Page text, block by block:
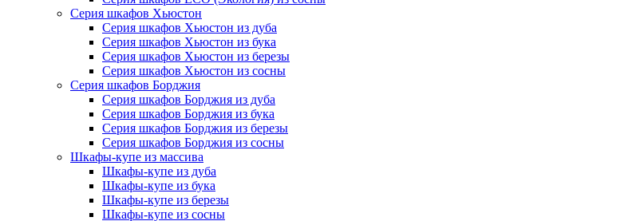
Серия шкафов Хьюстон
Серия шкафов Хьюстон из дуба
Серия шкафов Хьюстон из бука
Серия шкафов Хьюстон из березы
Серия шкафов Хьюстон из сосны
Серия шкафов Борджия
Серия шкафов Борджия из дуба
Серия шкафов Борджия из бука
Серия шкафов Борджия из березы
Серия шкафов Борджия из сосны
Шкафы-купе из массива
Шкафы-купе из дуба
Шкафы-купе из бука
Шкафы-купе из березы
Шкафы-купе из сосны